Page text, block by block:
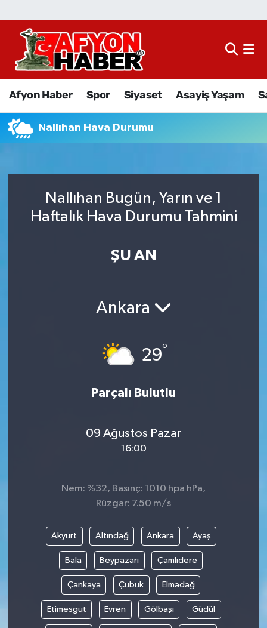
Afyon Haber Spor Siyaset Asayiş Yaşam
Nallıhan Hava Durumu
Nallıhan Bugün, Yarın ve 1
Haftalık Hava Durumu Tahmini
ŞU AN
Ankara
29°
Parçalı Bulutlu
09 Ağustos Pazar
16:00
Nem: %32, Basınç: 1010 hpa hPa,
Rüzgar: 7.50 m/s
Akyurt Altındağ Ankara Ayaş
Bala Beypazarı Çamlıdere
Çankaya Çubuk Elmadağ
Etimesgut Evren Gölbaşı Güdül
Afyon Haber
Asayiş Yaşam
Eğitim